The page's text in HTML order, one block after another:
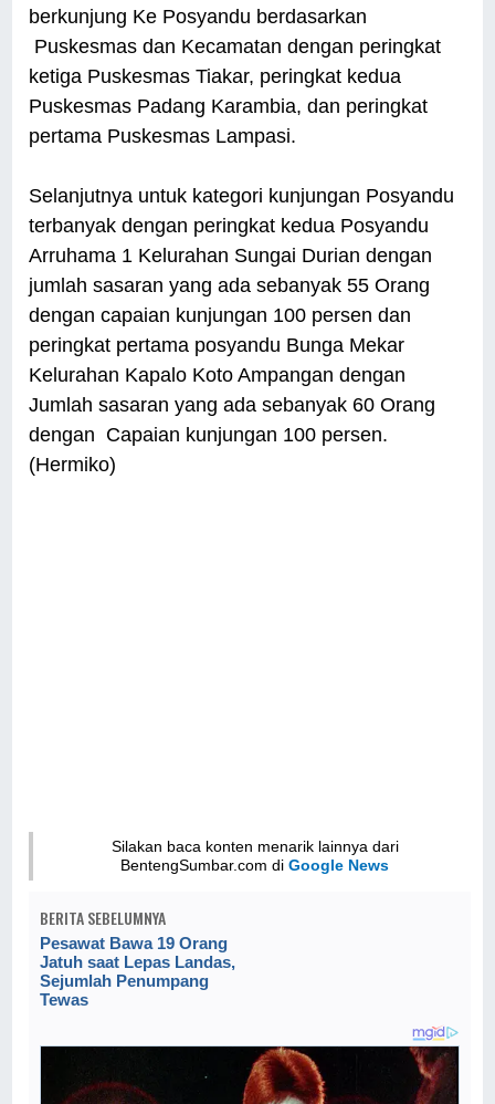
berkunjung Ke Posyandu berdasarkan
Puskesmas dan Kecamatan dengan peringkat
ketiga Puskesmas Tiakar, peringkat kedua
Puskesmas Padang Karambia, dan peringkat
pertama Puskesmas Lampasi.
Selanjutnya untuk kategori kunjungan Posyandu
terbanyak dengan peringkat kedua Posyandu
Arruhama 1 Kelurahan Sungai Durian dengan
jumlah sasaran yang ada sebanyak 55 Orang
dengan capaian kunjungan 100 persen dan
peringkat pertama posyandu Bunga Mekar
Kelurahan Kapalo Koto Ampangan dengan
Jumlah sasaran yang ada sebanyak 60 Orang
dengan Capaian kunjungan 100 persen.
(Hermiko)
Silakan baca konten menarik lainnya dari
BentengSumbar.com diGoogle News
BERITA SEBELUMNYA
Pesawat Bawa 19 Orang
Jatuh saat Lepas Landas,
Sejumlah Penumpang
Tewas